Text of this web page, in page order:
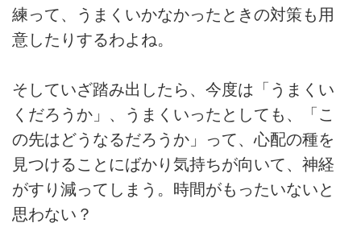
練って、うまくいかなかったときの対策も用
意したりするわよね。
そしていざ踏み出したら、今度は「うまくい
くだろうか」、うまくいったとしても、「こ
の先はどうなるだろうか」って、心配の種を
見つけることにばかり気持ちが向いて、神経
がすり減ってしまう。時間がもったいないと
思わない？